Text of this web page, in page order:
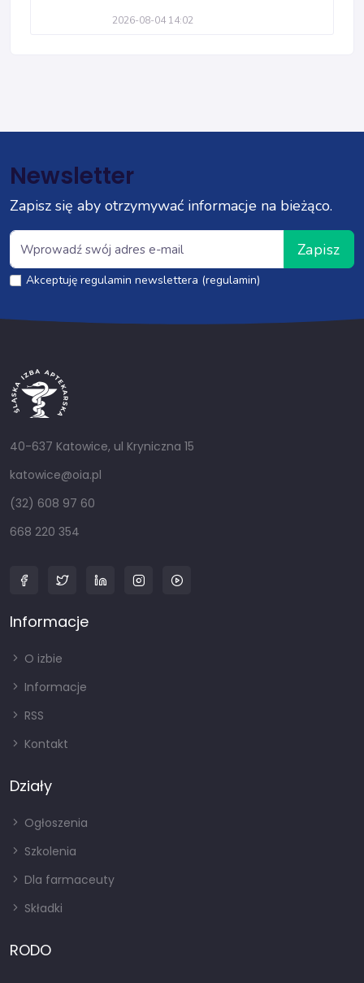
2026-08-04 14:02
Newsletter
Zapisz się aby otrzymywać informacje na bieżąco.
Zapisz
Akceptuję regulamin newslettera (regulamin)
40-637 Katowice, ul Kryniczna 15
katowice@oia.pl
(32) 608 97 60
668 220 354
Informacje
O izbie
Informacje
RSS
Kontakt
Działy
Ogłoszenia
Szkolenia
Dla farmaceuty
Składki
RODO